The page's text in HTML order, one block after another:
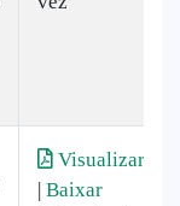
Visualizar
| Baixar